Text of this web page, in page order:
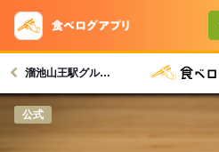
溜池山王駅グルメへ
公式